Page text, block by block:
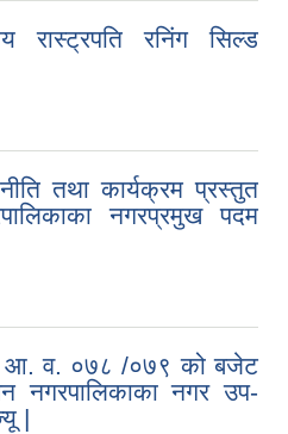
रनिंग सिल्ड
तथा कार्यक्रम प्रस्तुत
नगरप्रमुख पदम
आ. व. ०७८ /०७९ को बजेट
नगरपालिकाका नगर उप-
|